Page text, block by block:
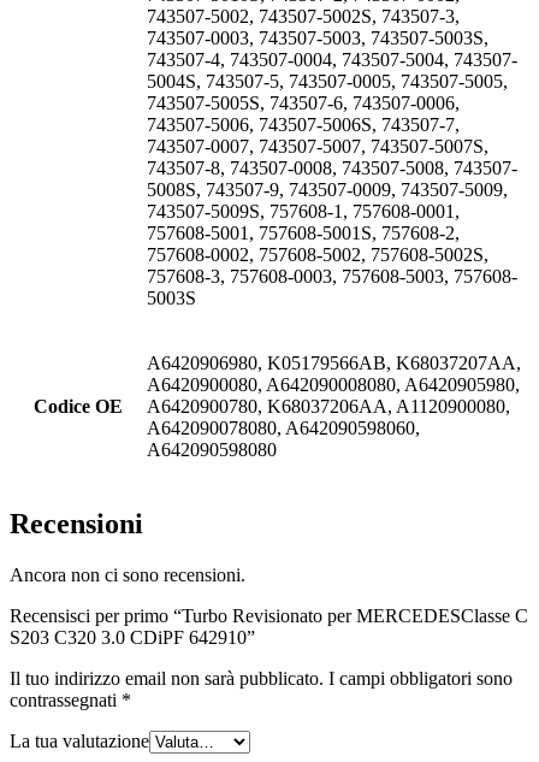
743507-5002, 743507-5002S, 743507-3,
743507-0003, 743507-5003, 743507-5003S,
743507-4, 743507-0004, 743507-5004, 743507-
5004S, 743507-5, 743507-0005, 743507-5005,
743507-5005S, 743507-6, 743507-0006,
743507-5006, 743507-5006S, 743507-7,
743507-0007, 743507-5007, 743507-5007S,
743507-8, 743507-0008, 743507-5008, 743507-
5008S, 743507-9, 743507-0009, 743507-5009,
743507-5009S, 757608-1, 757608-0001,
757608-5001, 757608-5001S, 757608-2,
757608-0002, 757608-5002, 757608-5002S,
757608-3, 757608-0003, 757608-5003, 757608-
5003S
Codice OE
A6420906980, K05179566AB, K68037207AA,
A6420900080, A642090008080, A6420905980,
A6420900780, K68037206AA, A1120900080,
A642090078080, A642090598060,
A642090598080
Recensioni
Ancora non ci sono recensioni.
Recensisci per primo “Turbo Revisionato per MERCEDESClasse C
S203 C320 3.0 CDiPF 642910”
Il tuo indirizzo email non sarà pubblicato. I campi obbligatori sono
contrassegnati *
La tua valutazione